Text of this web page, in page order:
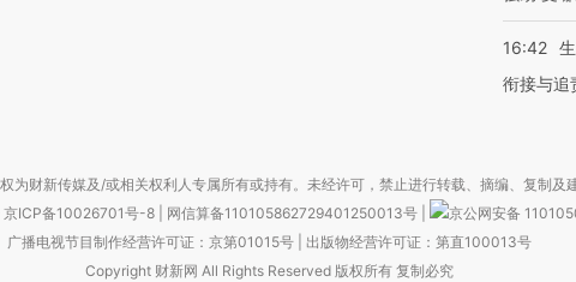
16:42
衔接与追
为财新传媒及/或相关权利人专属所有或持有。未经许可，禁止进行转载、摘编、复制及
京ICP备10026701号-8 网信算备110105862729401250013号
京公网安备
广播电视节目制作经营许可证：京第01015号| 出版物经营许可证：第直100013号
Copyright 财新网 All Rights Reserved 版权所有 复制必究